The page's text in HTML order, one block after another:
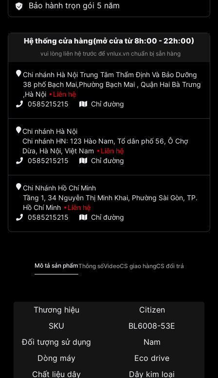
Bảo hành trọn gói 5 năm
Hệ thống cửa hàng(mở cửa từ 8h:00 - 22h:00)
vui lòng liên hệ trước để vnlux.vn chuẩn bị sẵn hàng
Chi nhánh Hà Nội Trung Tâm Thẩm Định Và Bảo Dưỡng
38 phố Bạch Mai,Phường Bạch Mai , Quận Hai Bà Trưng
,Hà Nội
Liên hệ
0585215215
Chỉ đường
Chi nhánh Hà Nội
Chi nhánh HN: 123 Hào Nam, Tổ dân phố 56, Ô Chợ
Dừa, Hà Nội, Việt Nam
Liên hệ
0585215215
Chỉ đường
Chi Nhánh Hồ Chí Minh
Tầng 1, 34 Nguyễn Thị Minh Khai, Phường Sài Gòn, TP.
Hồ Chí Minh
Liên hệ
0585215215
Chỉ đường
Mô tả sản phẩmThông sốVideoCS giao hàngCS đổi trả
Thương hiệu
Citizen
SKU
BL6008-53E
Đối tượng sử dụng
Nam
Dòng máy
Eco drive
Chất liệu dây
Dây kim loại